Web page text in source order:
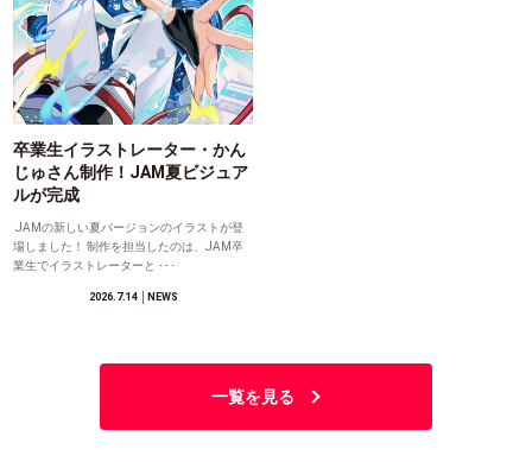
卒業生イラストレーター・かん
じゅさん制作！JAM夏ビジュア
ルが完成
JAMの新しい夏バージョンのイラストが登
場しました！ 制作を担当したのは、JAM卒
業生でイラストレーターと ･･･
2026.7.14│NEWS
一覧を見る